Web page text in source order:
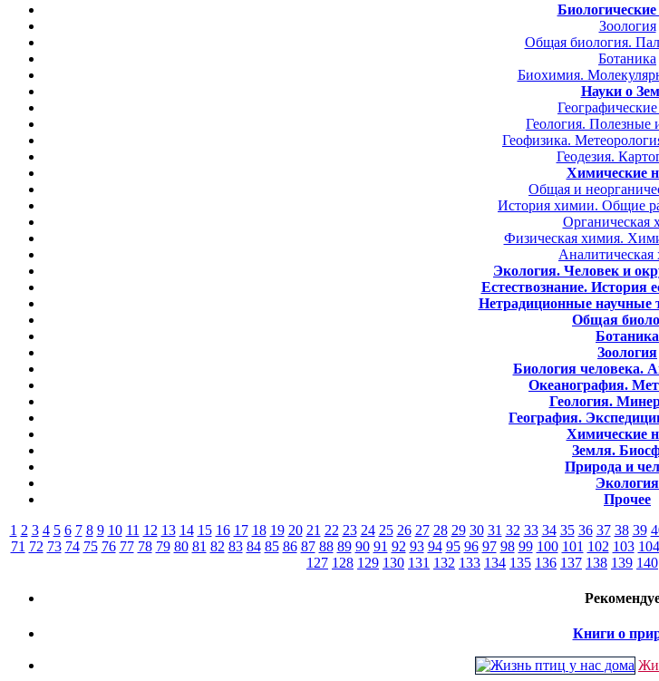
Зоология
Общая биология.
Ботаника
Биохимия.
Науки о
Геология. Полезные
Геофизика.
Геодезия.
Химические
Общая и
История химии. Общие
Органическая
Физическая химия.
Аналитическая
Экология. Человек и
Естествознание. История
Нетрадиционные научные
Общая
Ботаника
Зоология
Биология человека.
Океанография.
Геология.
География.
Химические
Земля.
Природа и
Экология
Прочее
1 2 3 4 5 6 7 8 9 10 11 12 13 14 15 16 17 18 19 20 21 22 23 24 25 26 27 28 29 30 31 32 33 34 35 36 37 38 39
71 72 73 74 75 76 77 78 79 80 81 82 83 84 85 86 87 88 89 90 91 92 93 94 95 96 97 98 99 100 101 102 103 104
127 128 129 130 131 132 133 134 135 136 137 138 139 140
Книги о